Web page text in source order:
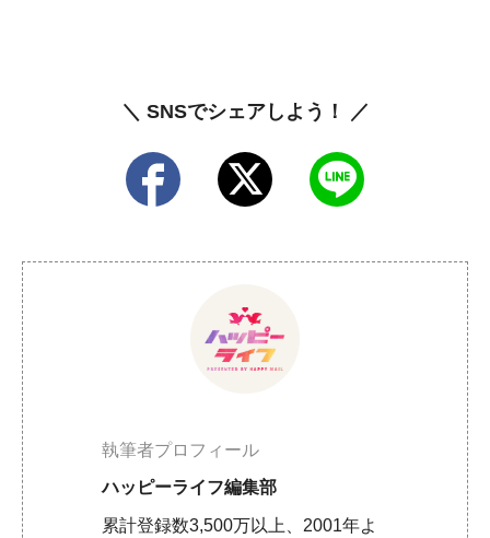
＼ SNSでシェアしよう！ ／
執筆者プロフィール
ハッピーライフ編集部
累計登録数3,500万以上、2001年よ